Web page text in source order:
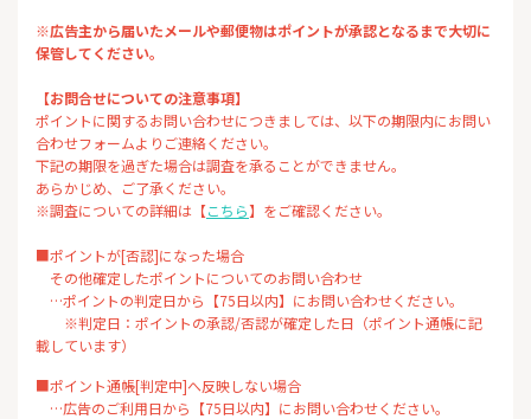
※広告主から届いたメールや郵便物はポイントが承認となるまで大切に
保管してください。
【お問合せについての注意事項】
ポイントに関するお問い合わせにつきましては、以下の期限内にお問い
合わせフォームよりご連絡ください。
下記の期限を過ぎた場合は調査を承ることができません。
あらかじめ、ご了承ください。
※調査についての詳細は【こちら】をご確認ください。
■ポイントが[否認]になった場合
その他確定したポイントについてのお問い合わせ
…ポイントの判定日から【75日以内】にお問い合わせください。
※判定日：ポイントの承認/否認が確定した日（ポイント通帳に記
載しています）
■ポイント通帳[判定中]へ反映しない場合
…広告のご利用日から【75日以内】にお問い合わせください。